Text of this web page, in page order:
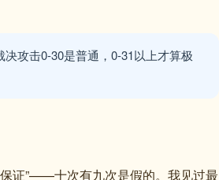
攻击0-30是普通，0-31以上才算极
证”——十次有九次是假的。我见过最